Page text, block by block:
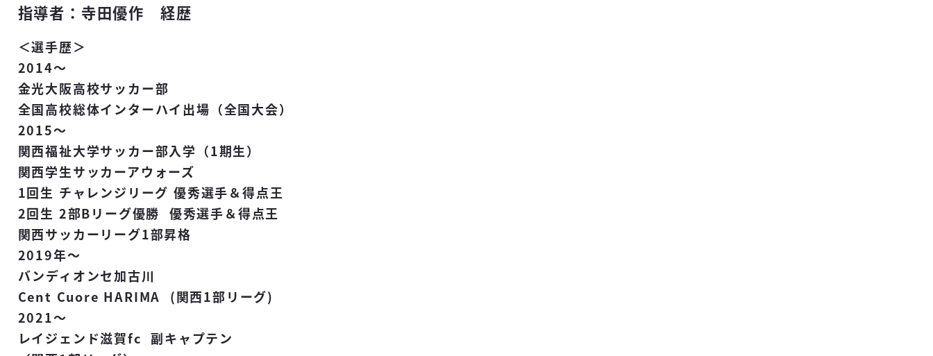
指導者：寺田優作 経歴
＜選手歴＞
2014～
金光大阪高校サッカー部
全国高校総体インターハイ出場（全国大会）
2015～
関西福祉大学サッカー部入学（1期生）
関西学生サッカーアウォーズ
1回生 チャレンジリーグ 優秀選手＆得点王
2回生 2部Bリーグ優勝 優秀選手＆得点王
関西サッカーリーグ1部昇格
2019年～
バンディオンセ加古川
Cent Cuore HARIMA (関西1部リーグ)
2021～
レイジェンド滋賀fc 副キャプテン